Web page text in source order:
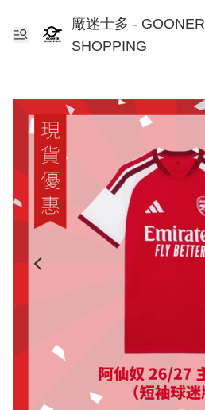
廠迷士多 - GOONER
SHOPPING